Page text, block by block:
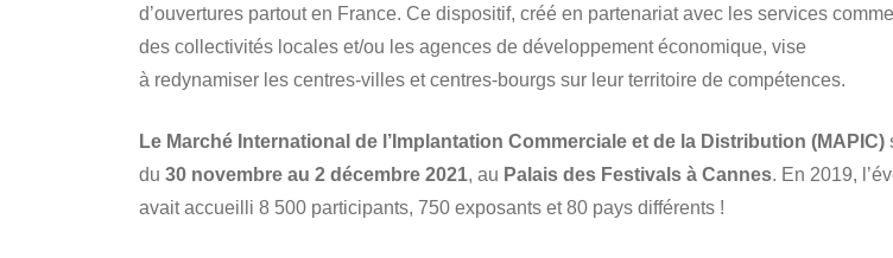
d’ouvertures partout en France. Ce dispositif, créé en partenariat avec les services
des collectivités locales et/ou les agences de développement économique, vise
à redynamiser les centres-villes et centres-bourgs sur leur territoire de compétences.
Le Marché International de l’Implantation Commerciale et de la Distribution (MAPIC)
du 30 novembre au 2 décembre 2021, au Palais des Festivals à Cannes. En 2019,
avait accueilli 8 500 participants, 750 exposants et 80 pays différents !